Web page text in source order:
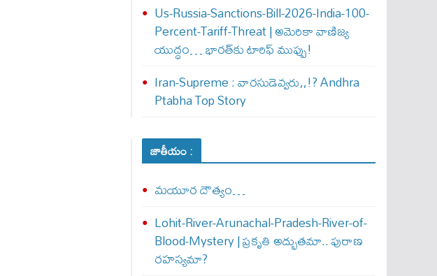
Us-Russia-Sanctions-Bill-2026-India-100-
Percent-Tariff-Threat | అమెరికా వాణిజ్య
యుద్ధం… భారత్‌కు టారిఫ్ ముప్పు!
Iran-Supreme : వార‌సుడెవ్వ‌రు,,!? Andhra
Ptabha Top Story
జాతీయం :
మయూర దౌత్యం…
Lohit-River-Arunachal-Pradesh-River-of-
Blood-Mystery | ప్రకృతి అద్భుతమా.. పురాణ
రహస్యమా?